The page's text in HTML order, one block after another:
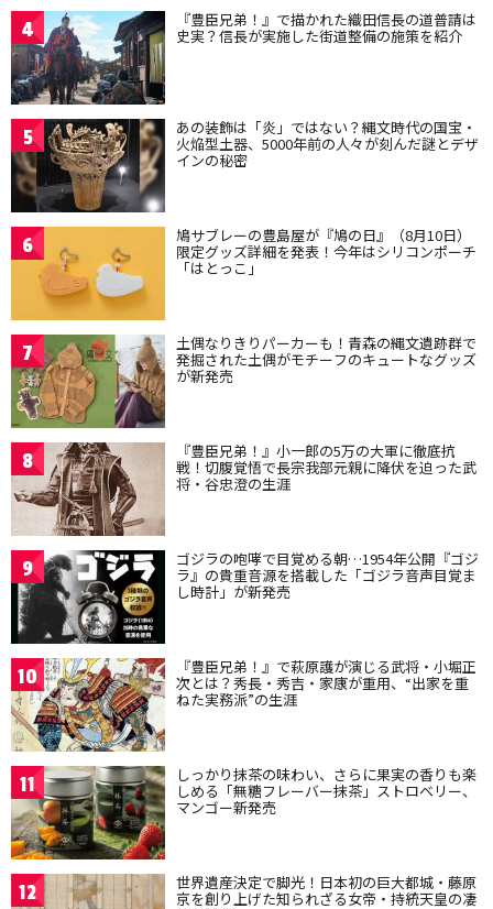
4 『豊臣兄弟！』で描かれた織田信長の道普請は
史実？信長が実施した街道整備の施策を紹介
5 あの装飾は「炎」ではない？縄文時代の国宝・
火焔型土器、5000年前の人々が刻んだ謎とデザ
インの秘密
6 鳩サブレーの豊島屋が『鳩の日』（8月10日）
限定グッズ詳細を発表！今年はシリコンポーチ
「はとっこ」
7 土偶なりきりパーカーも！青森の縄文遺跡群で
発掘された土偶がモチーフのキュートなグッズ
が新発売
8 『豊臣兄弟！』小一郎の5万の大軍に徹底抗
戦！切腹覚悟で長宗我部元親に降伏を迫った武
将・谷忠澄の生涯
9 ゴジラの咆哮で目覚める朝…1954年公開『ゴジ
ラ』の貴重音源を搭載した「ゴジラ音声目覚ま
し時計」が新発売
10 『豊臣兄弟！』で萩原護が演じる武将・小堀正
次とは？秀長・秀吉・家康が重用、“出家を重
ねた実務派”の生涯
11 しっかり抹茶の味わい、さらに果実の香りも楽
しめる「無糖フレーバー抹茶」ストロベリー、
マンゴー新発売
12 世界遺産決定で脚光！日本初の巨大都城・藤原
京を創り上げた知られざる女帝・持統天皇の凄